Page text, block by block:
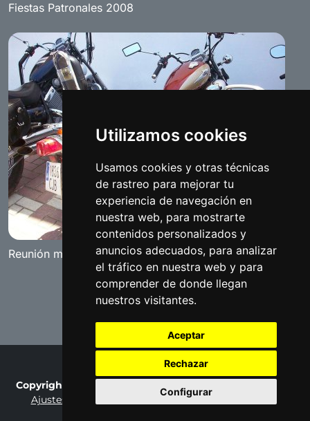
Utilizamos cookies
Usamos cookies y otras técnicas
de rastreo para mejorar tu
experiencia de navegación en
nuestra web, para mostrarte
contenidos personalizados y
anuncios adecuados, para analizar
el tráfico en nuestra web y para
comprender de donde llegan
nuestros visitantes.
Aceptar
Rechazar
Configurar
Fiestas Patronales 2008
Reunión motera de Benameji
Copyright © 2007-2026 Fotobenamejí / Made by
Ajustes de cookies
Privacy Policy